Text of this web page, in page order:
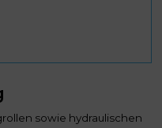
sowie hydraulischen